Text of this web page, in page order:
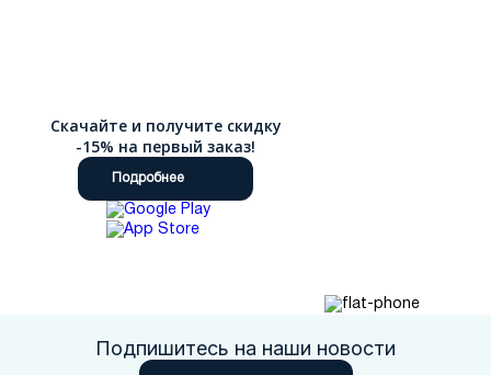
Скачайте и получите скидку
-15% на первый заказ!
Подробнее
Подпишитесь на наши новости